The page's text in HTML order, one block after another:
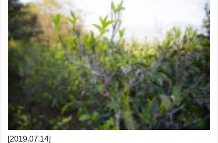
[2019.07.14]